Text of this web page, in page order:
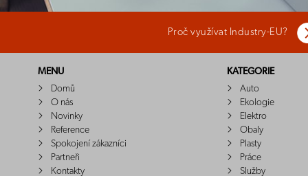
Proč využívat Industry-EU?
MENU
Domů
O nás
Novinky
Reference
Spokojení zákazníci
Partneři
Kontakty
KATEGORIE
Auto
Ekologie
Elektro
Obaly
Plasty
Práce
Služby